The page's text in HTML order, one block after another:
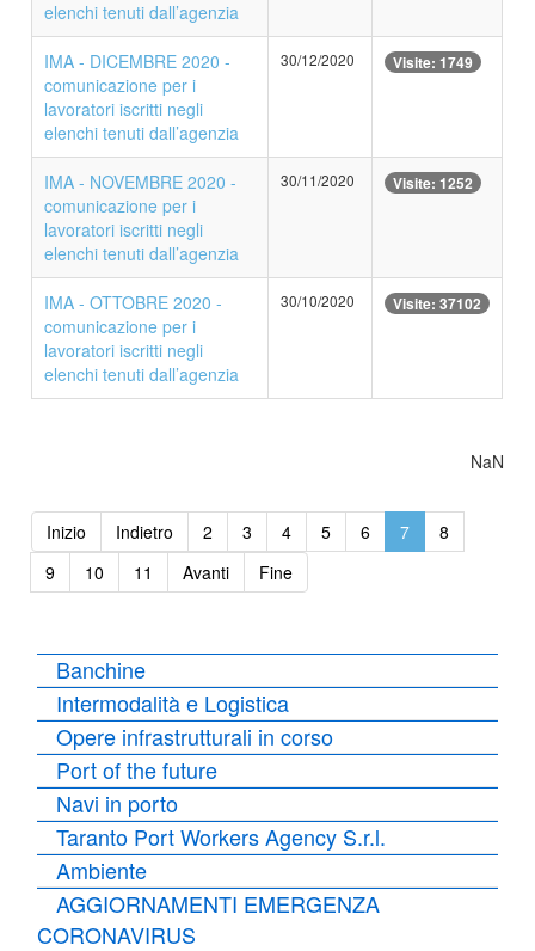
elenchi tenuti dall’agenzia
IMA - DICEMBRE 2020 -
comunicazione per i
lavoratori iscritti negli
elenchi tenuti dall’agenzia
30/12/2020 Visite: 1749
IMA - NOVEMBRE 2020 -
comunicazione per i
lavoratori iscritti negli
elenchi tenuti dall’agenzia
30/11/2020 Visite: 1252
IMA - OTTOBRE 2020 -
comunicazione per i
lavoratori iscritti negli
elenchi tenuti dall’agenzia
30/10/2020 Visite: 37102
NaN
Inizio Indietro 2 3 4 5 6 7
8
9
10 11 Avanti Fine
Banchine
Intermodalità e Logistica
Opere infrastrutturali in corso
Port of the future
Navi in porto
Taranto Port Workers Agency S.r.l.
Ambiente
AGGIORNAMENTI EMERGENZA
CORONAVIRUS